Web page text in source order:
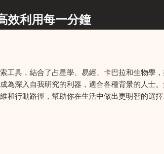
效利用每一分鐘
工具，結合了占星學、易經、卡巴拉和生物學
為深入自我研究的利器，適合各種背景的人士
和行動路徑，幫助你在生活中做出更明智的選擇